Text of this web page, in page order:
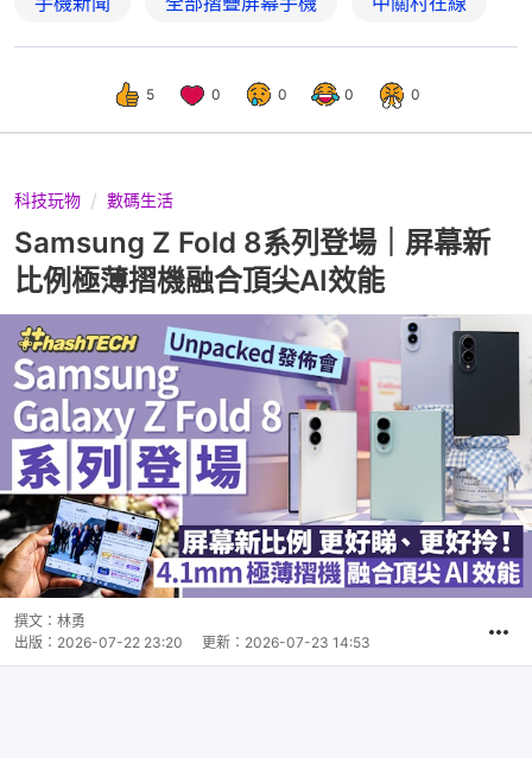
5 0 0 0 0
科技玩物 數碼生活
Samsung Z Fold 8系列登場｜屏幕新
比例極薄摺機融合頂尖AI效能
撰文： 林勇
出版： 2026-07-22 23:20 更新： 2026-07-23 14:53